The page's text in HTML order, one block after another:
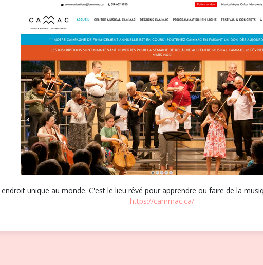
unique au monde. C'est le lieu rêvé pour apprendre ou faire de la
https://cammac.ca/